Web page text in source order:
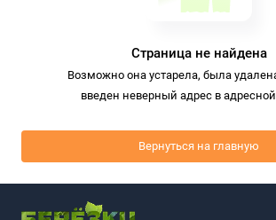
Страница не найдена
Возможно она устарела, была
введен неверный адрес в адресной
Вернуться на главную